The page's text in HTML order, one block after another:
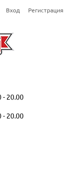
Вход Регистрация
20.00
20.00